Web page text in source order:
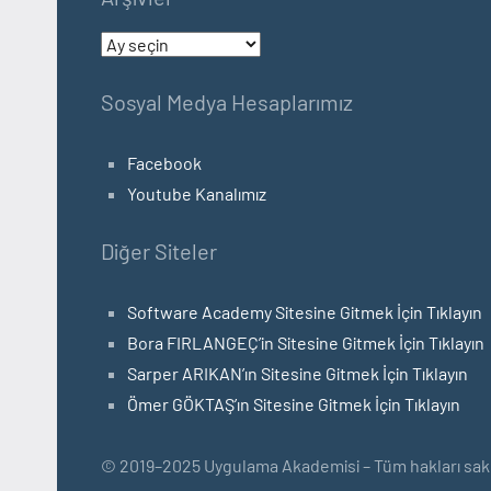
Arşivler
Sosyal Medya Hesaplarımız
Facebook
Youtube Kanalımız
Diğer Siteler
Software Academy Sitesine Gitmek İçin Tıklayın
Bora FIRLANGEÇ’in Sitesine Gitmek İçin Tıklayın
Sarper ARIKAN’ın Sitesine Gitmek İçin Tıklayın
Ömer GÖKTAŞ’ın Sitesine Gitmek İçin Tıklayın
© 2019–2025 Uygulama Akademisi – Tüm hakları